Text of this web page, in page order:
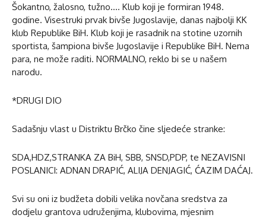
Šokantno, žalosno, tužno…. Klub koji je formiran 1948.
godine. Visestruki prvak bivše Jugoslavije, danas najbolji KK
klub Republike BiH. Klub koji je rasadnik na stotine uzornih
sportista, šampiona bivše Jugoslavije i Republike BiH. Nema
para, ne može raditi. NORMALNO, reklo bi se u našem
narodu.
*DRUGI DIO
Sadašnju vlast u Distriktu Brčko čine sljedeće stranke:
SDA,HDZ,STRANKA ZA BiH, SBB, SNSD,PDP, te NEZAVISNI
POSLANICI: ADNAN DRAPIĆ, ALIJA DENJAGIĆ, ĆAZIM DAĆAJ.
Svi su oni iz budžeta dobili velika novčana sredstva za
dodjelu grantova udruženjima, klubovima, mjesnim